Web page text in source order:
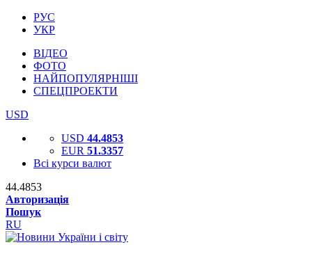
РУС
УКР
ВІДЕО
ФОТО
НАЙПОПУЛЯРНІШІ
СПЕЦПРОЕКТИ
USD
USD 44.4853
EUR 51.3357
Всі курси валют
44.4853
Авторизація
Пошук
RU